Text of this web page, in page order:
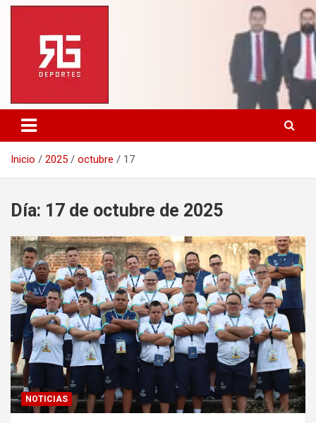
Saltar
contenido
Inicio 2025 octubre 17
Día: 17 de octubre de 2025
NOTICIAS